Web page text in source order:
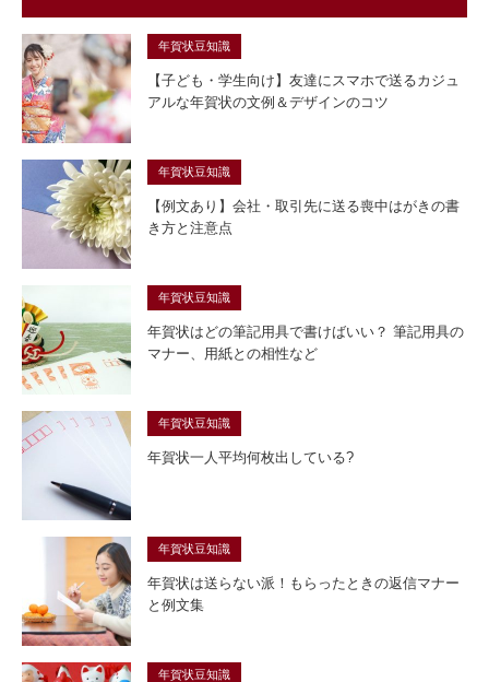
年賀状豆知識
【子ども・学生向け】友達にスマホで送るカジュ
アルな年賀状の文例＆デザインのコツ
年賀状豆知識
【例文あり】会社・取引先に送る喪中はがきの書
き方と注意点
年賀状豆知識
年賀状はどの筆記用具で書けばいい？ 筆記用具の
マナー、用紙との相性など
年賀状豆知識
年賀状一人平均何枚出している?
年賀状豆知識
年賀状は送らない派！もらったときの返信マナー
と例文集
年賀状豆知識